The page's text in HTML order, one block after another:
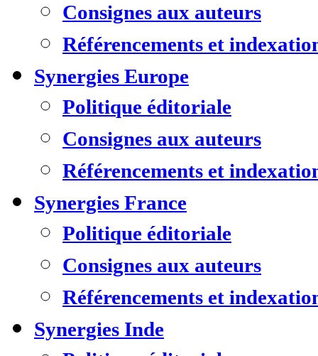
Consignes aux auteurs
Référencements et
Synergies Europe
Politique éditoriale
Consignes aux auteurs
Référencements et
Synergies France
Politique éditoriale
Consignes aux auteurs
Référencements et
Synergies Inde